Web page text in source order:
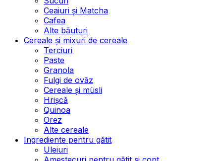
Ceaiuri și Matcha
Cafea
Alte băuturi
Cereale și mixuri de cereale
Terciuri
Paste
Granola
Fulgi de ovăz
Cereale și müsli
Hrișcă
Quinoa
Orez
Alte cereale
Ingrediente pentru gătit
Uleiuri